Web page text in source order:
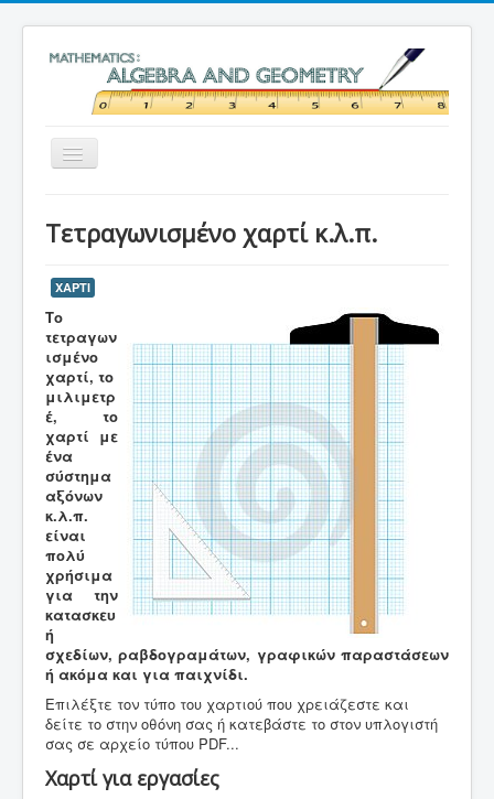
Εναλλαγή
πλοήγησης
Θέματα Γυμνασίου
Βιντεομαθήματα Γυμνασίου
Γεωμετρικές κατασκευές
Χαρτί κ.λ.π.
PLUS
Comics
eClass
Τετραγωνισμένο χαρτί κ.λ.π.
ΧΑΡΤΙ
Το
τετραγων
ισμένο
χαρτί, το
μιλιμετρ
έ, το
χαρτί με
ένα
σύστημα
αξόνων
κ.λ.π.
είναι
πολύ
χρήσιμα
για την
κατασκευ
ή
σχεδίων, ραβδογραμάτων, γραφικών παραστάσεων
ή ακόμα και για παιχνίδι.
Επιλέξτε τον τύπο του χαρτιού που χρειάζεστε και
δείτε το στην οθόνη σας ή κατεβάστε το στον υπλογιστή
σας σε αρχείο τύπου PDF...
Χαρτί για εργασίες